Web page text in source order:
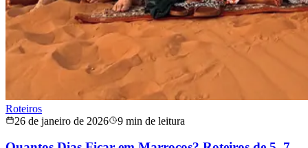
Roteiros
26 de janeiro de 2026
9 min de leitura